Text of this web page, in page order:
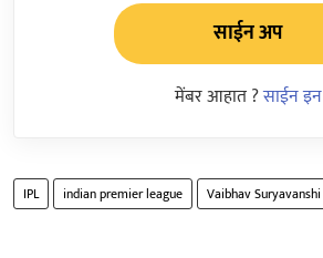
साईन अप
मेंबर आहात ?साईन इन
IPL indian premier league Vaibhav Suryavanshi